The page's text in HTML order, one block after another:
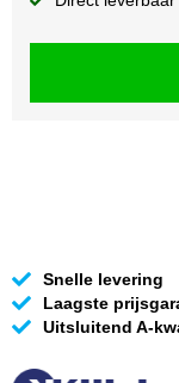
Snelle levering
Laagste
Uitsluitend A-